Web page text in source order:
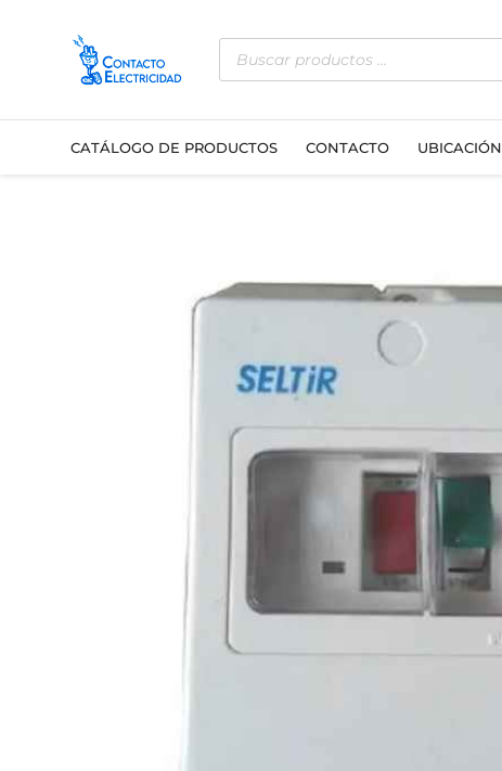
contenido
Búsqueda
de
productos
CATÁLOGO DE PRODUCTOS CONTACTO UBICACIÓN